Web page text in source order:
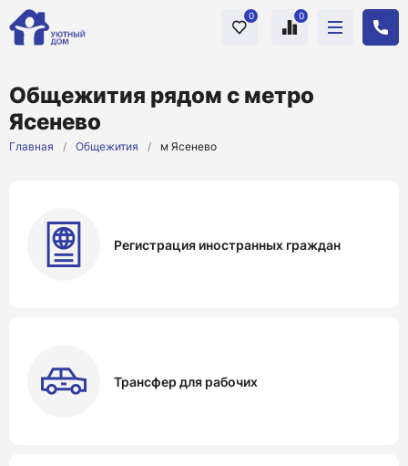
0 0
Общежития рядом с метро
Ясенево
Главная / Общежития / м Ясенево
Регистрация иностранных граждан
Трансфер для рабочих